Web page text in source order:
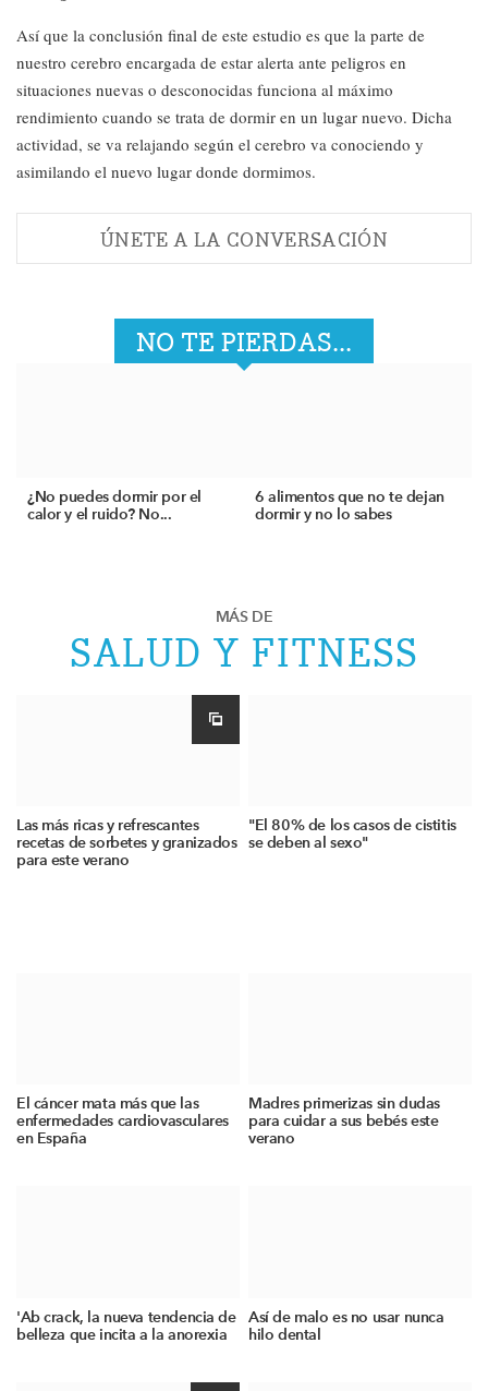
Así que la conclusión final de este estudio es que la parte de
nuestro cerebro encargada de estar alerta ante peligros en
situaciones nuevas o desconocidas funciona al máximo
rendimiento cuando se trata de dormir en un lugar nuevo. Dicha
actividad, se va relajando según el cerebro va conociendo y
asimilando el nuevo lugar donde dormimos.
ÚNETE A LA CONVERSACIÓN
NO TE PIERDAS...
¿No puedes dormir por el
calor y el ruido? No...
6 alimentos que no te dejan
dormir y no lo sabes
MÁS DE
SALUD Y FITNESS
Las más ricas y refrescantes
recetas de sorbetes y granizados
para este verano
"El 80% de los casos de cistitis
se deben al sexo"
El cáncer mata más que las
enfermedades cardiovasculares
en España
Madres primerizas sin dudas
para cuidar a sus bebés este
verano
'Ab crack, la nueva tendencia de
belleza que incita a la anorexia
Así de malo es no usar nunca
hilo dental